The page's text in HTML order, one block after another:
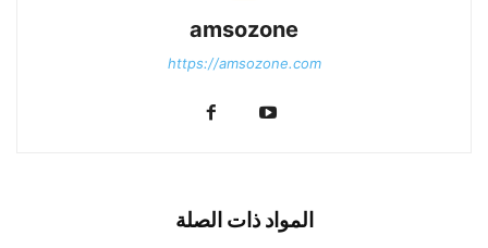
amsozone
https://amsozone.com
المواد ذات الصلة